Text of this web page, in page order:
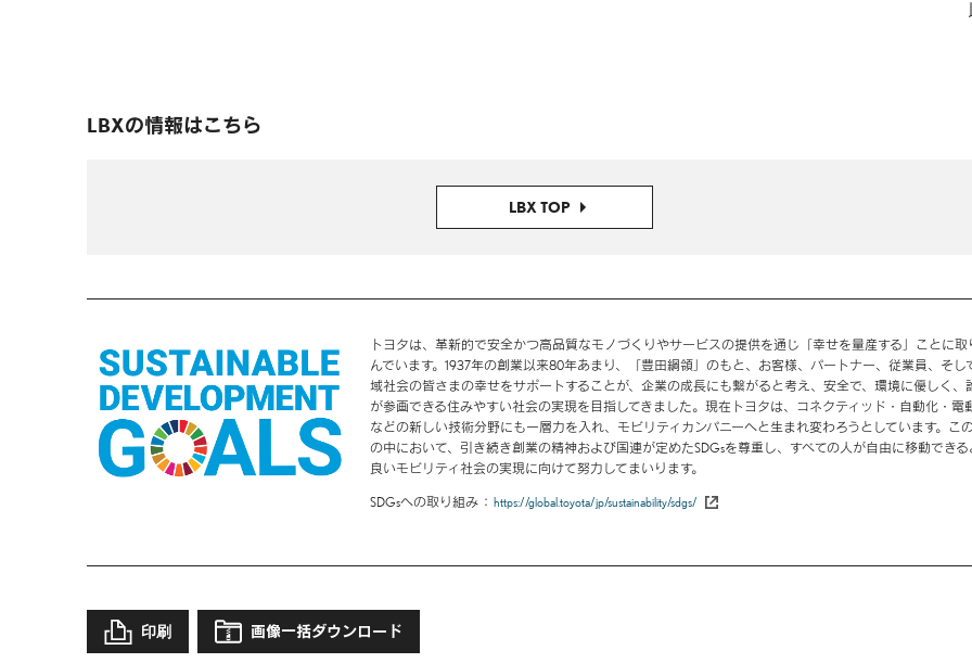
LBXの情報はこちら
LBX TOP
トヨタは、革新的で安全かつ高品質なモノづくりやサービスの提供を通じ「幸せを量産する」ことに取
んでいます。1937年の創業以来80年あまり、「豊田綱領」のもと、お客様、パートナー、従業員、そし
域社会の皆さまの幸せをサポートすることが、企業の成長にも繋がると考え、安全で、環境に優しく、
が参画できる住みやすい社会の実現を目指してきました。現在トヨタは、コネクティッド・自動化・電
などの新しい技術分野にも一層力を入れ、モビリティカンパニーへと生まれ変わろうとしています。こ
の中において、引き続き創業の精神および国連が定めたSDGsを尊重し、すべての人が自由に移動でき
良いモビリティ社会の実現に向けて努力してまいります。
SDGsへの取り組み https://global.toyota/jp/sustainability/sdgs/
印刷 画像一括ダウンロード